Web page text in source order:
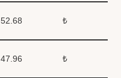
52.68 ₺
47.96 ₺